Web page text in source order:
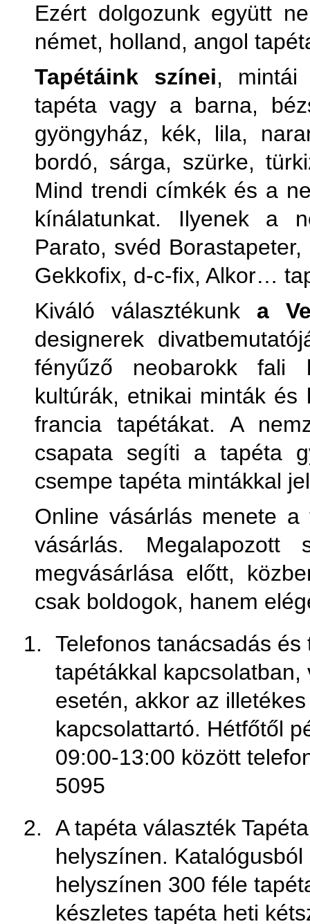
Ezért dolgozunk együtt
német, holland, angol
Tapétáink színei, mintái
tapéta vagy a barna,
gyöngyház, kék, lila,
bordó, sárga, szürke,
Mind trendi címkék és a
kínálatunkat. Ilyenek a
Parato, svéd
Gekkofix, d-c-fix, Alkor…
Kiváló választékunk a
designerek
fényűző neobarokk fali
kultúrák, etnikai minták és
francia tapétákat. A
csapata segíti a tapéta
csempe tapéta mintákkal
Online vásárlás menete
vásárlás. Megalapozott
megvásárlása előtt,
csak boldogok, hanem
Telefonos tanácsadás
tapétákkal
esetén, akkor az
kapcsolattartó. Hétfőtől
09:00-13:00 között
5095
A tapéta választék
helyszínen.
helyszínen 300 féle
készletes tapéta heti